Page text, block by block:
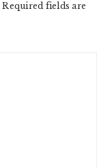
Required fields are